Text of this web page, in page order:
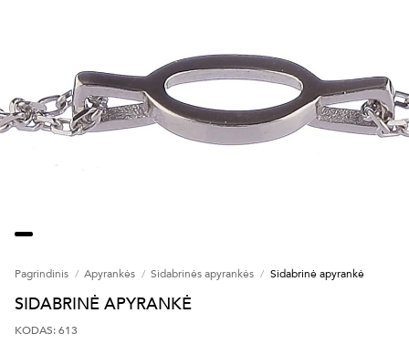
Pagrindinis Apyrankės Sidabrinės apyrankės Sidabrinė apyrankė
SIDABRINĖ APYRANKĖ
KODAS: 613